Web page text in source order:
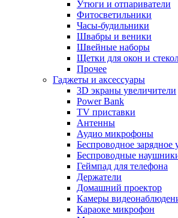
Утюги и отпариватели
Фитосветильники
Часы-будильники
Швабры и веники
Швейные наборы
Щетки для окон и
Прочее
Гаджеты и аксессуары
3D экраны увеличители
Power Bank
TV приставки
Антенны
Аудио микрофоны
Беспроводное зарядное
Беспроводные
Геймпад для телефона
Держатели
Домашний проектор
Камеры
Караоке микрофон